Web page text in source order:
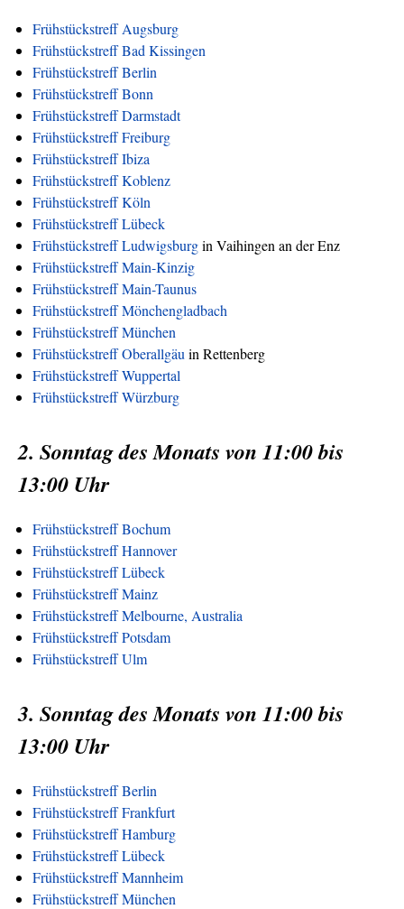
Frühstückstreff Augsburg
Frühstückstreff Bad Kissingen
Frühstückstreff Berlin
Frühstückstreff Bonn
Frühstückstreff Darmstadt
Frühstückstreff Freiburg
Frühstückstreff Ibiza
Frühstückstreff Koblenz
Frühstückstreff Köln
Frühstückstreff Lübeck
Frühstückstreff Ludwigsburgin Vaihingen an der Enz
Frühstückstreff Main-Kinzig
Frühstückstreff Main-Taunus
Frühstückstreff Mönchengladbach
Frühstückstreff München
Frühstückstreff Oberallgäu in Rettenberg
Frühstückstreff Wuppertal
Frühstückstreff Würzburg
2. Sonntag des Monats von 11:00 bis
13:00 Uhr
Frühstückstreff Bochum
Frühstückstreff Hannover
Frühstückstreff Lübeck
Frühstückstreff Mainz
Frühstückstreff Melbourne, Australia
Frühstückstreff Potsdam
Frühstückstreff Ulm
3. Sonntag des Monats von 11:00 bis
13:00 Uhr
Frühstückstreff Berlin
Frühstückstreff Frankfurt
Frühstückstreff Hamburg
Frühstückstreff Lübeck
Frühstückstreff Mannheim
Frühstückstreff München